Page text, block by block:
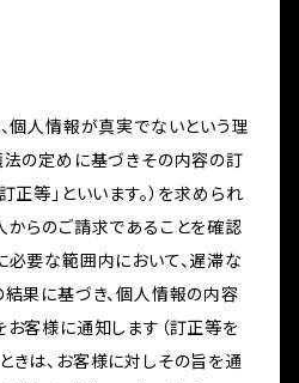
個人情報が真実でないという理
法の定めに基づきその内容の訂
正等」といいます。）を求められ
からのご請求であることを確認
必要な範囲内において、遅滞な
結果に基づき、個人情報の内容
お客様に通知します（訂正等を
きは、お客様に対しその旨を通